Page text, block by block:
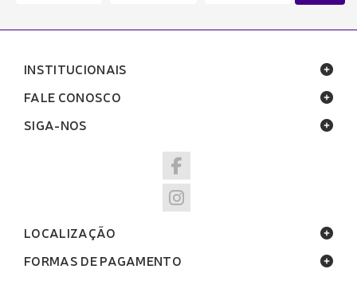
INSTITUCIONAIS
FALE CONOSCO
SIGA-NOS
LOCALIZAÇÃO
FORMAS DE PAGAMENTO